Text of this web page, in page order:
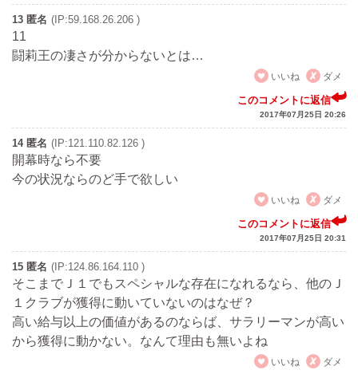
13 匿名 (IP:59.168.26.206 )
11
闘莉王の凄さが分からないとは…
いいね
ダメ
このコメントに返信
2017年07月25日 20:26
14 匿名 (IP:121.110.82.126 )
開幕時なら不要
今の状況ならのど手で欲しい
いいね
ダメ
このコメントに返信
2017年07月25日 20:31
15 匿名 (IP:124.86.164.110 )
そこまでＪ１でもスペシャルな存在になれるなら、他のＪ
１クラブが獲得に動いていないのはなぜ？
高い給与以上の価値があるのならば、サラリーマンが高い
から獲得に動かない。なんて理由も無いよね
いいね
ダメ